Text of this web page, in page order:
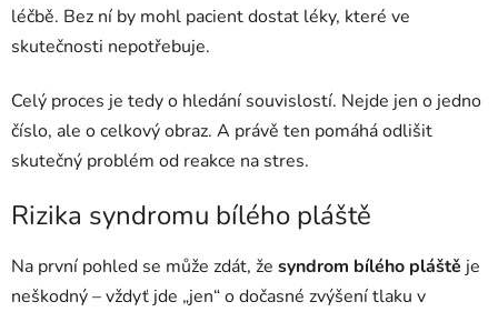
léčbě. Bez ní by mohl pacient dostat léky, které ve
skutečnosti nepotřebuje.
Celý proces je tedy o hledání souvislostí. Nejde jen o jedno
číslo, ale o celkový obraz. A právě ten pomáhá odlišit
skutečný problém od reakce na stres.
Rizika syndromu bílého pláště
Na první pohled se může zdát, že syndrom bílého pláště je
neškodný – vždyť jde „jen“ o dočasné zvýšení tlaku v